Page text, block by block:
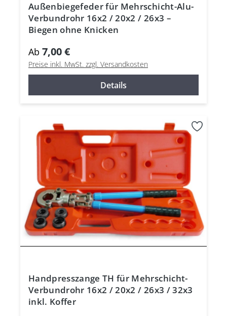
Außenbiegefeder für Mehrschicht-Alu-
Verbundrohr 16x2 / 20x2 / 26x3 –
Biegen ohne Knicken
Ab 7,00 €
Preise inkl. MwSt. zzgl. Versandkosten
Details
Handpresszange TH für Mehrschicht-
Verbundrohr 16x2 / 20x2 / 26x3 / 32x3
inkl. Koffer